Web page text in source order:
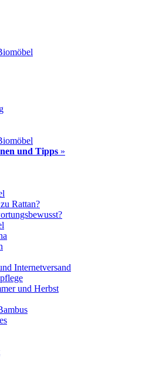
und Tipps »
Rattan?
Internetversand
und Herbst